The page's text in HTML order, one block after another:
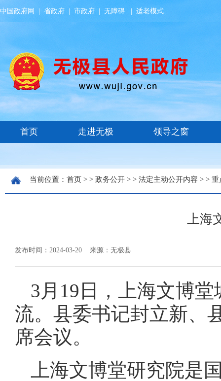
中国政府网 省政府 市政府 无障碍 适老模式
当前位置： 首页 > > 政务公开 > > 法定主动公开内容 > > 重
上海
发布时间：2024-03-20 来源：无极县
3月19日，上海文博
流。县委书记封立新、
席会议。
上海文博堂研究院是